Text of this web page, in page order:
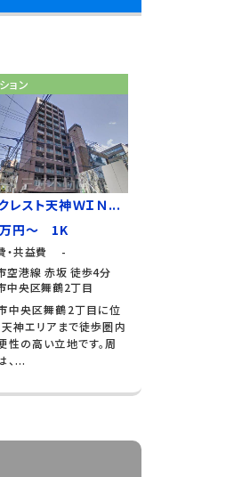
ョン
レスト天神ＷＩＮ...
万円～ 1K
・共益費 -
空港線 赤坂 徒歩4分
中央区舞鶴2丁目
中央区舞鶴2丁目に位
天神エリアまで徒歩圏内
性の高い立地です。周
、...